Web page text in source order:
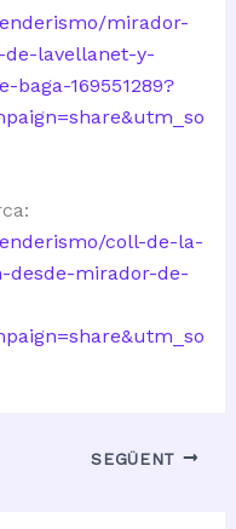
mirador-
lavellanet-y-
baga-169551289?
coll-de-la-
desde-mirador-de-
SEGÜENT